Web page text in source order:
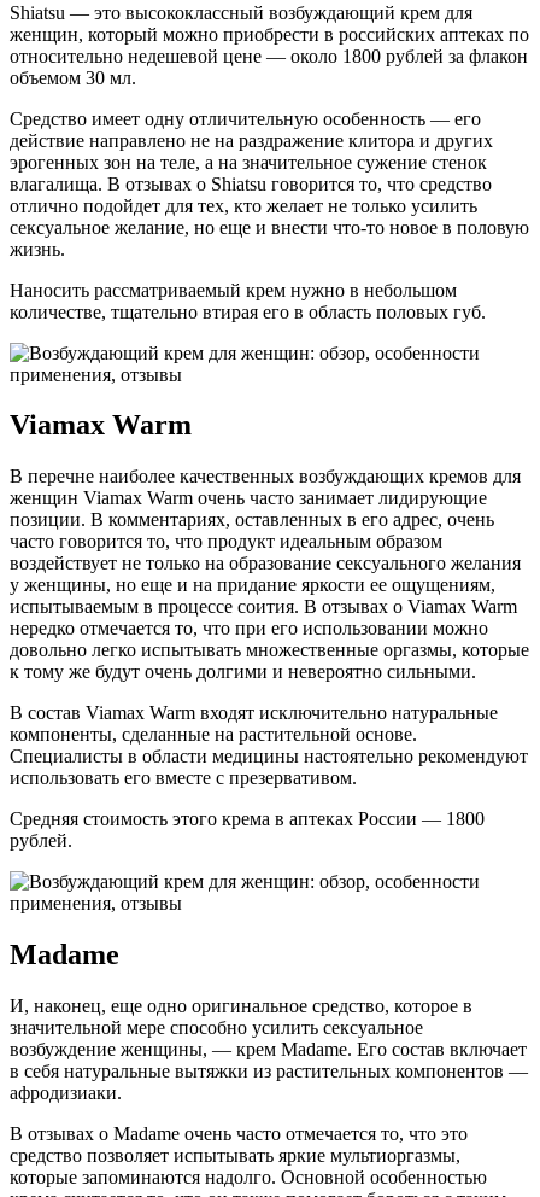
Shiatsu — это высококлассный возбуждающий крем для
женщин, который можно приобрести в российских аптеках по
относительно недешевой цене — около 1800 рублей за флакон
объемом 30 мл.
Средство имеет одну отличительную особенность — его
действие направлено не на раздражение клитора и других
эрогенных зон на теле, а на значительное сужение стенок
влагалища. В отзывах о Shiatsu говорится то, что средство
отлично подойдет для тех, кто желает не только усилить
сексуальное желание, но еще и внести что-то новое в половую
жизнь.
Наносить рассматриваемый крем нужно в небольшом
количестве, тщательно втирая его в область половых губ.
Viamax Warm
В перечне наиболее качественных возбуждающих кремов для
женщин Viamax Warm очень часто занимает лидирующие
позиции. В комментариях, оставленных в его адрес, очень
часто говорится то, что продукт идеальным образом
воздействует не только на образование сексуального желания
у женщины, но еще и на придание яркости ее ощущениям,
испытываемым в процессе соития. В отзывах о Viamax Warm
нередко отмечается то, что при его использовании можно
довольно легко испытывать множественные оргазмы, которые
к тому же будут очень долгими и невероятно сильными.
В состав Viamax Warm входят исключительно натуральные
компоненты, сделанные на растительной основе.
Специалисты в области медицины настоятельно рекомендуют
использовать его вместе с презервативом.
Средняя стоимость этого крема в аптеках России — 1800
рублей.
Madame
И, наконец, еще одно оригинальное средство, которое в
значительной мере способно усилить сексуальное
возбуждение женщины, — крем Madame. Его состав включает
в себя натуральные вытяжки из растительных компонентов —
афродизиаки.
В отзывах о Madame очень часто отмечается то, что это
средство позволяет испытывать яркие мультиоргазмы,
которые запоминаются надолго. Основной особенностью